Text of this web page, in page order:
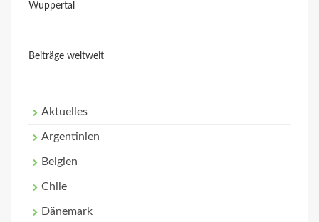
Wuppertal
Beiträge weltweit
Aktuelles
Argentinien
Belgien
Chile
Dänemark